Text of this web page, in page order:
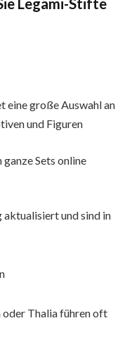
Legami-Stifte
große Auswahl an
und Figuren
Sets online
und sind in
oder Thalia führen oft